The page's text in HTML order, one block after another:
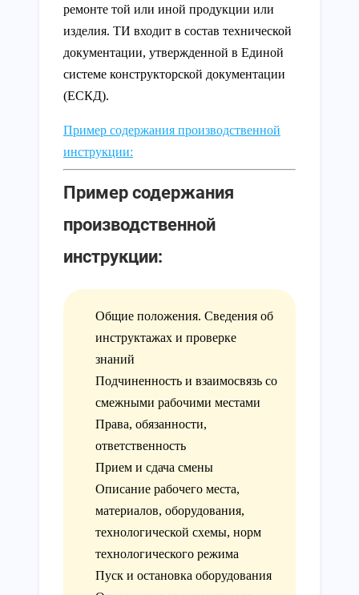
ремонте той или иной продукции или
изделия. ТИ входит в состав технической
документации, утвержденной в Единой
системе конструкторской документации
(ЕСКД).
Пример содержания производственной
инструкции:
Пример содержания
производственной
инструкции:
Общие положения. Сведения об
инструктажах и проверке
знаний
Подчиненность и взаимосвязь со
смежными рабочими местами
Права, обязанности,
ответственность
Прием и сдача смены
Описание рабочего места,
материалов, оборудования,
технологической схемы, норм
технологического режима
Пуск и остановка оборудования